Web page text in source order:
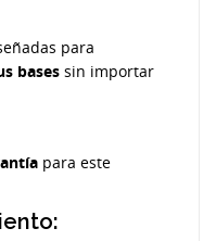
para
bases sin importar
para este